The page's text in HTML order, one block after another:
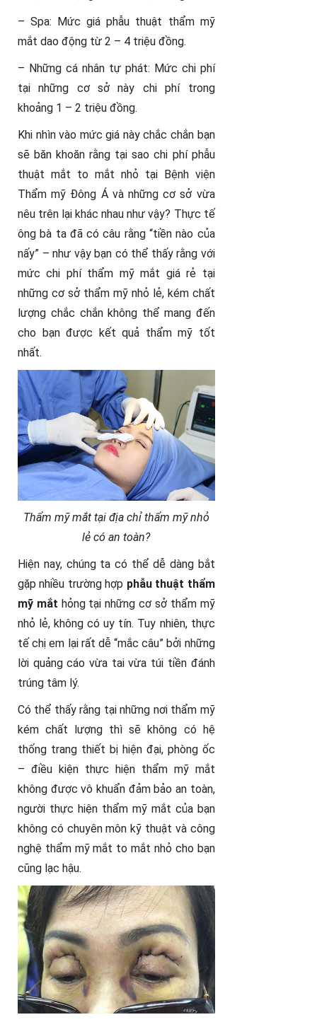
– Spa: Mức giá phẫu thuật thẩm mỹ
mắt dao động từ 2 – 4 triệu đồng.
– Những cá nhân tự phát: Mức chi phí
tại những cơ sở này chi phí trong
khoảng 1 – 2 triệu đồng.
Khi nhìn vào mức giá này chắc chắn bạn
sẽ băn khoăn rằng tại sao chi phí phẫu
thuật mắt to mắt nhỏ tại Bệnh viện
Thẩm mỹ Đông Á và những cơ sở vừa
nêu trên lại khác nhau như vậy? Thực tế
ông bà ta đã có câu rằng “tiền nào của
nấy” – như vậy bạn có thể thấy rằng với
mức chi phí thẩm mỹ mắt giá rẻ tại
những cơ sở thẩm mỹ nhỏ lẻ, kém chất
lượng chắc chắn không thể mang đến
cho bạn được kết quả thẩm mỹ tốt
nhất.
Thẩm mỹ mắt tại địa chỉ thẩm mỹ nhỏ
lẻ có an toàn?
Hiện nay, chúng ta có thể dễ dàng bắt
gặp nhiều trường hợp phẫu thuật thẩm
mỹ mắt hỏng tại những cơ sở thẩm mỹ
nhỏ lẻ, không có uy tín. Tuy nhiên, thực
tế chị em lại rất dễ “mắc câu” bởi những
lời quảng cáo vừa tai vừa túi tiền đánh
trúng tâm lý.
Có thể thấy rằng tại những nơi thẩm mỹ
kém chất lượng thì sẽ không có hệ
thống trang thiết bị hiện đại, phòng ốc
– điều kiện thực hiện thẩm mỹ mắt
không được vô khuẩn đảm bảo an toàn,
người thực hiện thẩm mỹ mắt của bạn
không có chuyên môn kỹ thuật và công
nghệ thẩm mỹ mắt to mắt nhỏ cho bạn
cũng lạc hậu.